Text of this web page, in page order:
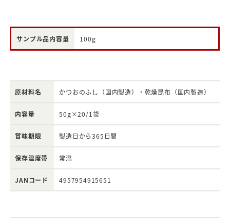
サンプル品内容量 100g
原材料名 かつおのふし（国内製造）・乾燥昆布（国内製造）
内容量 50g×20/1袋
賞味期限 製造日から365日間
保存温度帯 常温
JANコード 4957954915651